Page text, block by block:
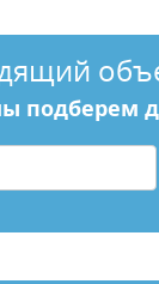
подберем